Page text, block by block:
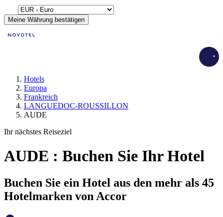
Meine Währung bestätigen
Hotels
Europa
Frankreich
LANGUEDOC-ROUSSILLON
AUDE
Ihr nächstes Reiseziel
AUDE : Buchen Sie Ihr Hotel
Buchen Sie ein Hotel aus den mehr als 45
Hotelmarken von Accor